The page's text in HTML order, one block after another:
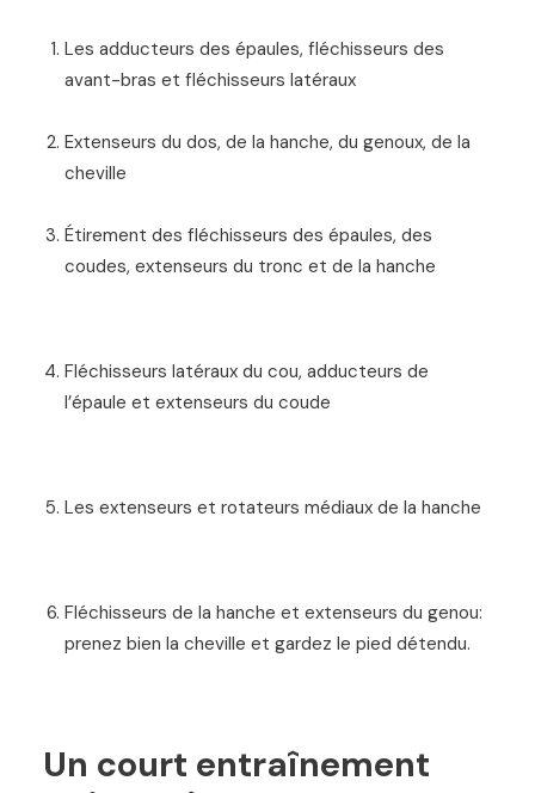
Les adducteurs des épaules, fléchisseurs des
avant-bras et fléchisseurs latéraux
Extenseurs du dos, de la hanche, du genoux, de la
cheville
Étirement des fléchisseurs des épaules, des
coudes, extenseurs du tronc et de la hanche
Fléchisseurs latéraux du cou, adducteurs de
l’épaule et extenseurs du coude
Les extenseurs et rotateurs médiaux de la hanche
Fléchisseurs de la hanche et extenseurs du genou:
prenez bien la cheville et gardez le pied détendu.
Un court entraînement